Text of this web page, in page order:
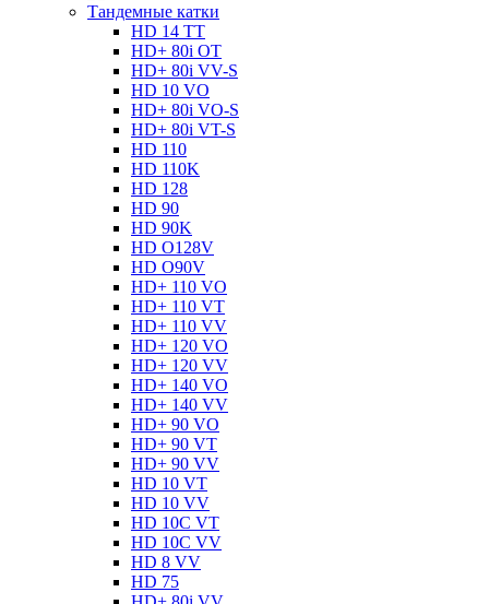
Тандемные катки
HD 14 TT
HD+ 80i OT
HD+ 80i VV-S
HD 10 VO
HD+ 80i VO-S
HD+ 80i VT-S
HD 110
HD 110K
HD 128
HD 90
HD 90K
HD O128V
HD O90V
HD+ 110 VO
HD+ 110 VT
HD+ 110 VV
HD+ 120 VO
HD+ 120 VV
HD+ 140 VO
HD+ 140 VV
HD+ 90 VO
HD+ 90 VT
HD+ 90 VV
HD 10 VT
HD 10 VV
HD 10C VT
HD 10C VV
HD 8 VV
HD 75